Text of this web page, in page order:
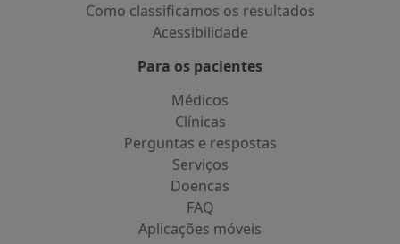
Como classificamos os resultados
Acessibilidade
Para os pacientes
Médicos
Clínicas
Perguntas e respostas
Serviços
Doencas
FAQ
Aplicações móveis